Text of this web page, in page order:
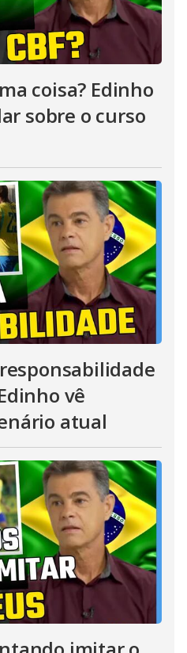
coisa? Edinho
sobre o curso
vê
atual